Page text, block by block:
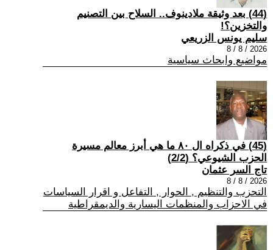
(44) بعد وثيقة ملادينوف.. السلاح بين التصنيم
والتخزين؟!
سليم يونس الزريعي
2026 / 8 / 8
مواضيع وابحاث سياسية
(45) في ذكراه ال ٨٠ ما هي أبرز معالم مسيرة
الحزب الشيوعي؟ (2/2)
تاج السر عثمان
2026 / 8 / 8
التحزب والتنظيم , الحوار , التفاعل و اقرار السياسات
في الاحزاب والمنظمات اليسارية والديمقراطية